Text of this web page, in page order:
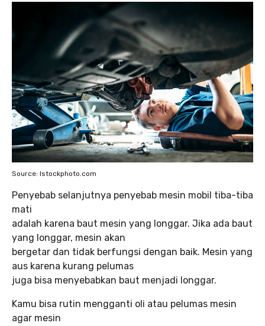
Source: Istockphoto.com
Penyebab selanjutnya penyebab mesin mobil tiba-tiba
mati
adalah karena baut mesin yang longgar. Jika ada baut
yang longgar, mesin akan
bergetar dan tidak berfungsi dengan baik. Mesin yang
aus karena kurang pelumas
juga bisa menyebabkan baut menjadi longgar.
Kamu bisa rutin mengganti oli atau pelumas mesin
agar mesin